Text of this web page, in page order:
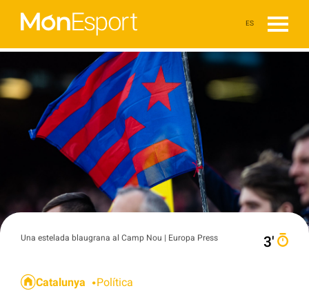
ES
Una estelada blaugrana al Camp Nou | Europa Press 3′
Catalunya Política